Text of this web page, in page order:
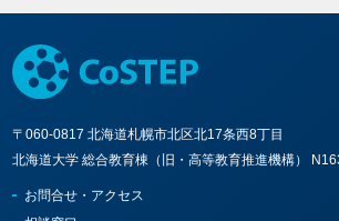
〒060-0817 北海道札幌市北区北17条西8丁目
北海道大学 総合教育棟（旧・高等教育推進機構）
お問合せ・アクセス